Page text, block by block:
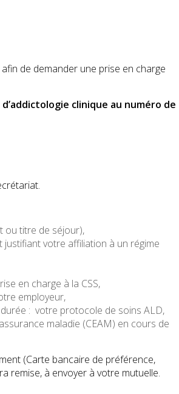
de demander une prise en charge
clinique au numéro de
ou titre de séjour),
votre affiliation à un régime
en charge à la CSS,
employeur,
: votre protocole de soins ALD,
maladie (CEAM) en cours de
(Carte bancaire de préférence,
remise, à envoyer à votre mutuelle.